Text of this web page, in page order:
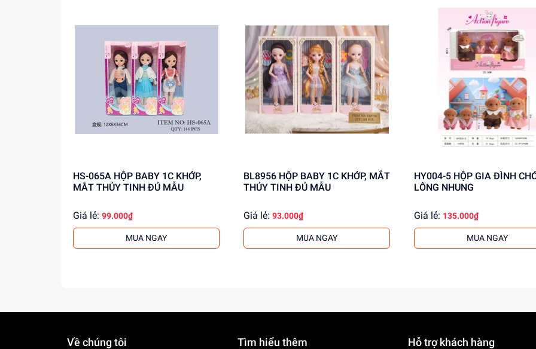
HS-065A HỘP BABY 1C KHỚP,
MẮT THỦY TINH ĐỦ MẪU
Giá lẻ: 99.000₫
MUA NGAY
BL8956 HỘP BABY 1C KHỚP, MẮT
THỦY TINH ĐỦ MẪU
Giá lẻ: 93.000₫
MUA NGAY
HY004-5 HỘP GIA ĐÌNH CHÓ 4C
LÔNG NHUNG
Giá lẻ: 135.000₫
MUA NGAY
Về chúng tôi Tìm hiểu thêm Hỗ trợ khách hàng